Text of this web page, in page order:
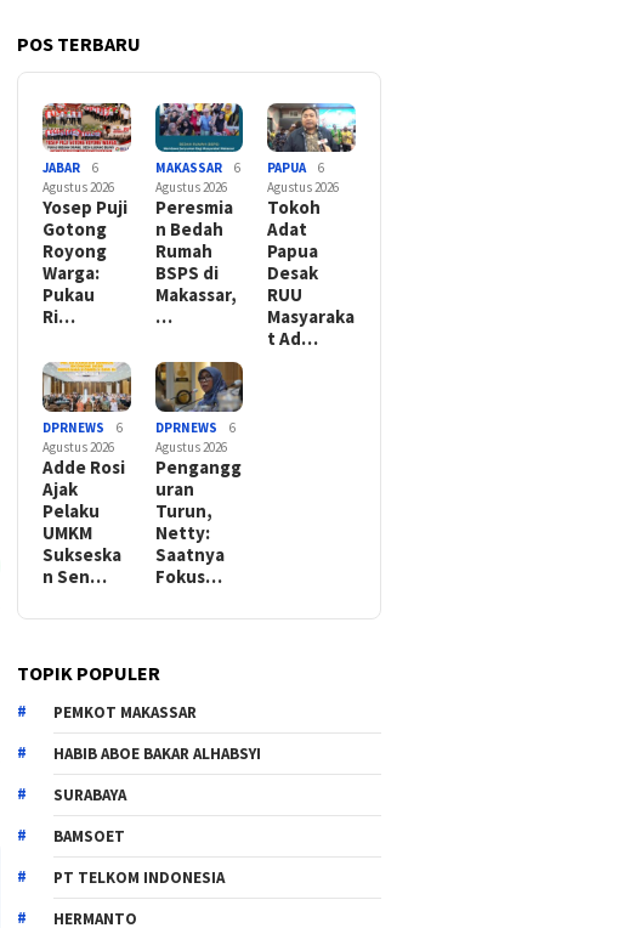
POS TERBARU
JABAR
6
Agustus 2026
Yosep Puji
Gotong
Royong
Warga:
Pukau
Ri…
MAKASSAR
6
Agustus 2026
Peresmia
n Bedah
Rumah
BSPS di
Makassar,
…
PAPUA
6
Agustus 2026
Tokoh
Adat
Papua
Desak
RUU
Masyaraka
t Ad…
DPRNEWS
6
Agustus 2026
Adde Rosi
Ajak
Pelaku
UMKM
Sukseska
n Sen…
DPRNEWS
6
Agustus 2026
Pengangg
uran
Turun,
Netty:
Saatnya
Fokus…
TOPIK POPULER
PEMKOT MAKASSAR
HABIB ABOE BAKAR ALHABSYI
SURABAYA
BAMSOET
PT TELKOM INDONESIA
HERMANTO